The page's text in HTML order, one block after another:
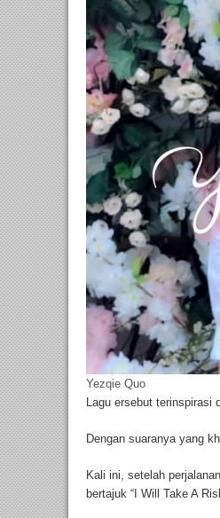
Yezqie Quo
Lagu ersebut terinspirasi
Dengan suaranya yang
Kali ini, setelah
bertajuk “I Will Take A